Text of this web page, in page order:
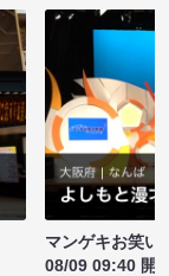
マンゲキお笑い
08/09 09:40 開